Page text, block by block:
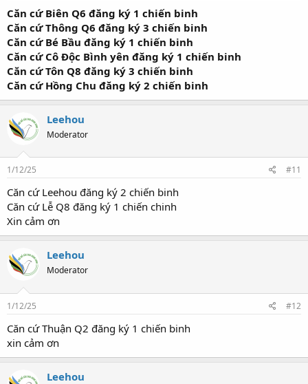
Căn cứ Biên Q6 đăng ký 1 chiến binh
Căn cứ Thông Q6 đăng ký 3 chiến binh
Căn cứ Bé Bầu đăng ký 1 chiến binh
Căn cứ Cô Độc Bình yên đăng ký 1 chiến binh
Căn cứ Tôn Q8 đăng ký 3 chiến binh
Căn cứ Hồng Chu đăng ký 2 chiến binh
Leehou
Moderator
1/12/25 #11
Căn cứ Leehou đăng ký 2 chiến binh
Căn cứ Lễ Q8 đăng ký 1 chiến chinh
Xin cảm ơn
Leehou
Moderator
1/12/25 #12
Căn cứ Thuận Q2 đăng ký 1 chiến binh
xin cảm ơn
Leehou